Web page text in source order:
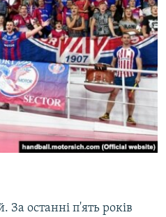
останні п'ять років